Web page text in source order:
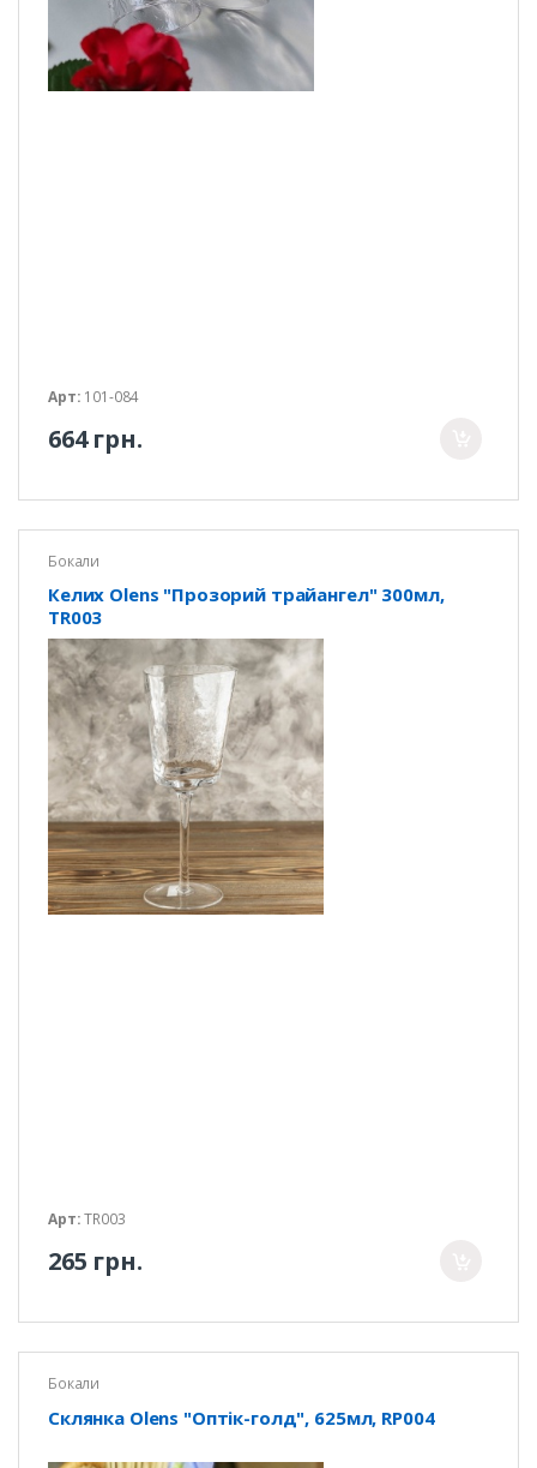
Арт: 101-084
664 грн.
Бокали
Келих Olens "Прозорий трайангел" 300мл,
TR003
Арт:TR003
265 грн.
Бокали
Склянка Olens "Оптік-голд", 625мл, RP004